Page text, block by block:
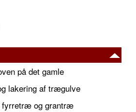
på det gamle
lakering af trægulve
fyrretræ og grantræ